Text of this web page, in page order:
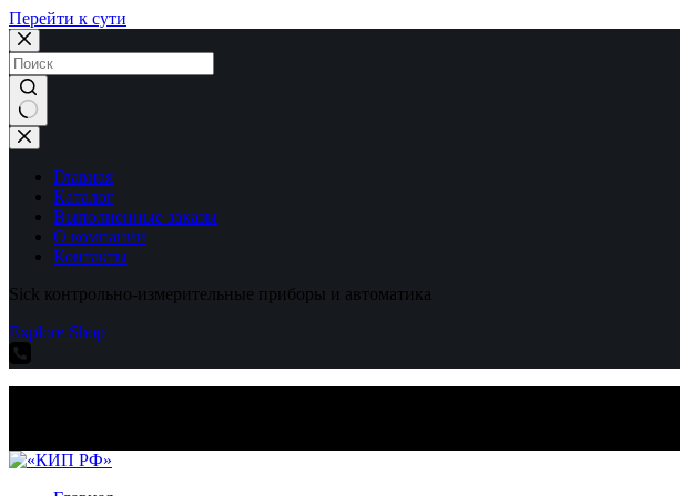
Перейти к сути
Ничего
не
найденоГлавная
Каталог
Выполненные заказы
О компании
Контакты
Sick контрольно-измерительные приборы и автоматика
Explore Shop